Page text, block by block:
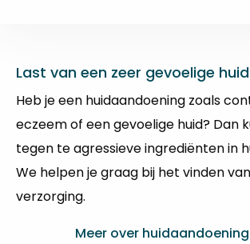
Last van een zeer gevoelige
Heb je een huidaandoening zoals
eczeem of een gevoelige huid? Dan
tegen te agressieve ingrediënten in
We helpen je graag bij het vinden
verzorging.
Meer over